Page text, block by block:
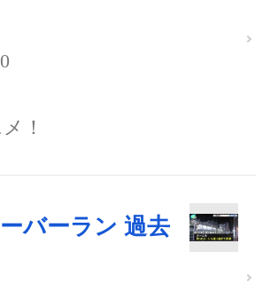
！
バーラン 過去